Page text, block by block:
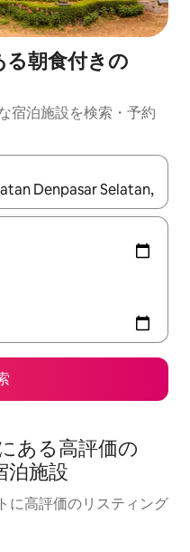
る朝⁠食⁠付⁠きの
宿泊施設を検索・予約
矢印キーを使って移動するか
あ⁠る高⁠評⁠価⁠の
泊⁠施⁠設
に高評価のリスティング